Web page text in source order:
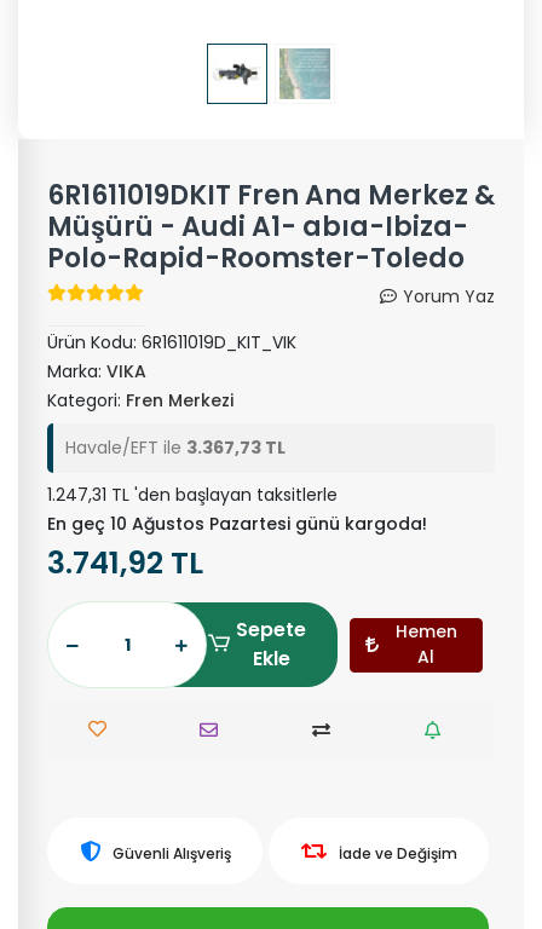
6R1611019DKIT Fren Ana Merkez &
Müşürü - Audi A1- abıa-Ibiza-
Polo-Rapid-Roomster-Toledo
Yorum Yaz
Ürün Kodu: 6R1611019D_KIT_VIK
Marka: VIKA
Kategori: Fren Merkezi
Havale/EFT ile 3.367,73 TL
1.247,31 TL 'den başlayan taksitlerle
En geç 10 Ağustos Pazartesi günü kargoda!
3.741,92 TL
Sepete
Ekle
Hemen
Al
Güvenli Alışveriş İade ve Değişim